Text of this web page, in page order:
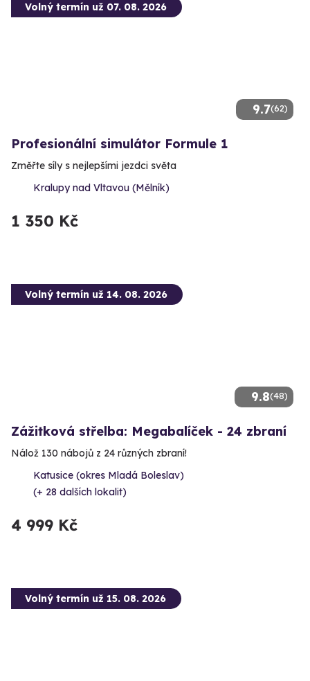
9.7(62)
Volný termín už 07. 08. 2026
Profesionální simulátor Formule 1
Změřte síly s nejlepšími jezdci světa
Kralupy nad Vltavou (Mělník)
1 350 Kč
9.8(48)
Volný termín už 14. 08. 2026
Zážitková střelba: Megabalíček - 24 zbraní
Nálož 130 nábojů z 24 různých zbraní!
Katusice (okres Mladá Boleslav)
(+ 28 dalších lokalit)
4 999 Kč
Volný termín už 15. 08. 2026